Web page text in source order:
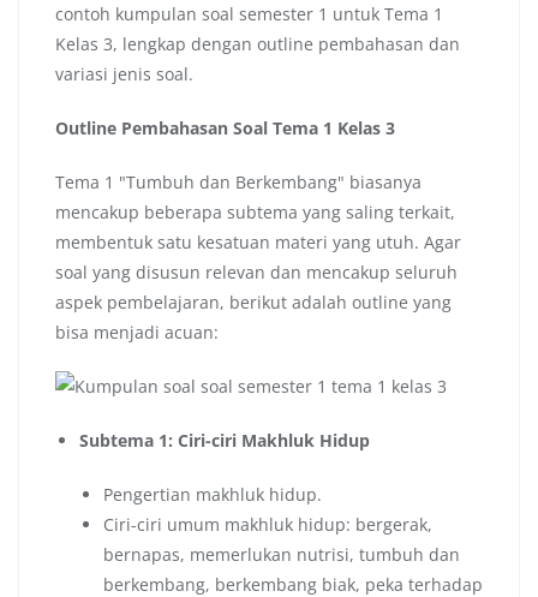
contoh kumpulan soal semester 1 untuk Tema 1
Kelas 3, lengkap dengan outline pembahasan dan
variasi jenis soal.
Outline Pembahasan Soal Tema 1 Kelas 3
Tema 1 "Tumbuh dan Berkembang" biasanya
mencakup beberapa subtema yang saling terkait,
membentuk satu kesatuan materi yang utuh. Agar
soal yang disusun relevan dan mencakup seluruh
aspek pembelajaran, berikut adalah outline yang
bisa menjadi acuan:
Subtema 1: Ciri-ciri Makhluk Hidup
Pengertian makhluk hidup.
Ciri-ciri umum makhluk hidup: bergerak,
bernapas, memerlukan nutrisi, tumbuh dan
berkembang, berkembang biak, peka terhadap